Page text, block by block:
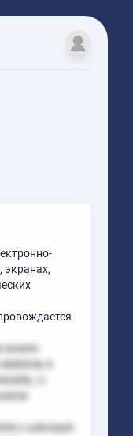
экранах,
k
i v
v usloviyah